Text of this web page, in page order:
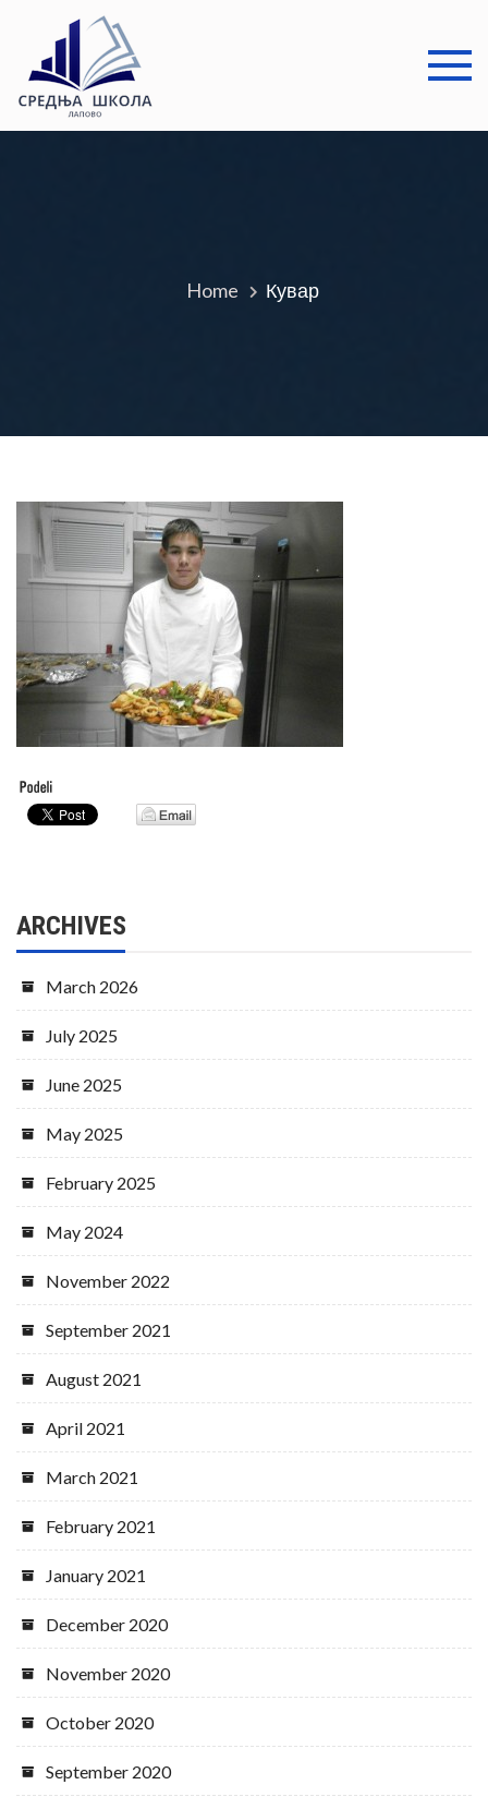
content
школа
Home Кувар
ARCHIVES
March 2026
July 2025
June 2025
May 2025
February 2025
May 2024
November 2022
September 2021
August 2021
April 2021
March 2021
February 2021
January 2021
December 2020
November 2020
October 2020
September 2020